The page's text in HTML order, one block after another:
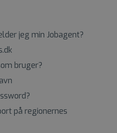
jeg min Jobagent?
bruger?
på regionernes